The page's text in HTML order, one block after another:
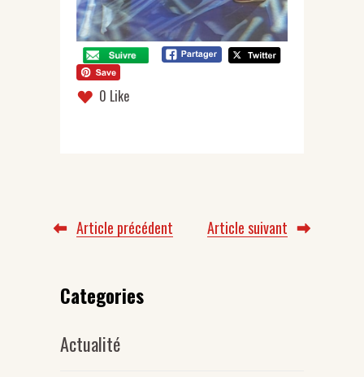
0 Like
Article précédent Article suivant
Categories
Actualité